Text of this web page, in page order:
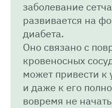
заболевание
развивается на
диабета.
Оно связано с
кровеносных
может привести
и даже к его
вовремя не